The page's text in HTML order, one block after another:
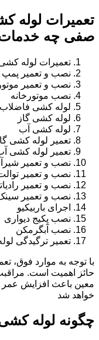
تعمیرات
صفی چه خدمات
تعمیرات لوله
نصب و تعمیر پمپ
نصب و تعمیر
نصب موتورخانه
لوله کشی
لوله کشی گاز
لوله کشی آب
تعمیر لوله کشی
تعمیر لوله کشی
نصب و تعمیر
نصب و تعمیر
نصب و تعمیر
نصب و تعمیر
اجرای باربیکیو
نصب پکیج دیواری
نصب آبگرمکن
تعمیر ترگیدگی
با توجه به موارد فوق،
حائز اهمیت است.
معین باعث افزایش عمر
خواهد شد
چگونه لوله